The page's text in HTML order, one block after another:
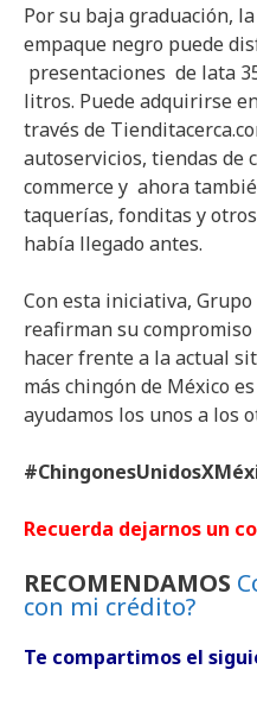
Por su baja graduación,
empaque negro puede
presentaciones de lata
litros. Puede adquirirse
través de
autoservicios, tiendas de
commerce y ahora
taquerías, fonditas y
había llegado antes.
Con esta iniciativa,
reafirman su
hacer frente a la actual
más chingón de México
ayudamos los unos a los
Recuerda dejarnos un
RECOMENDAMOS
con mi crédito?
Te compartimos el